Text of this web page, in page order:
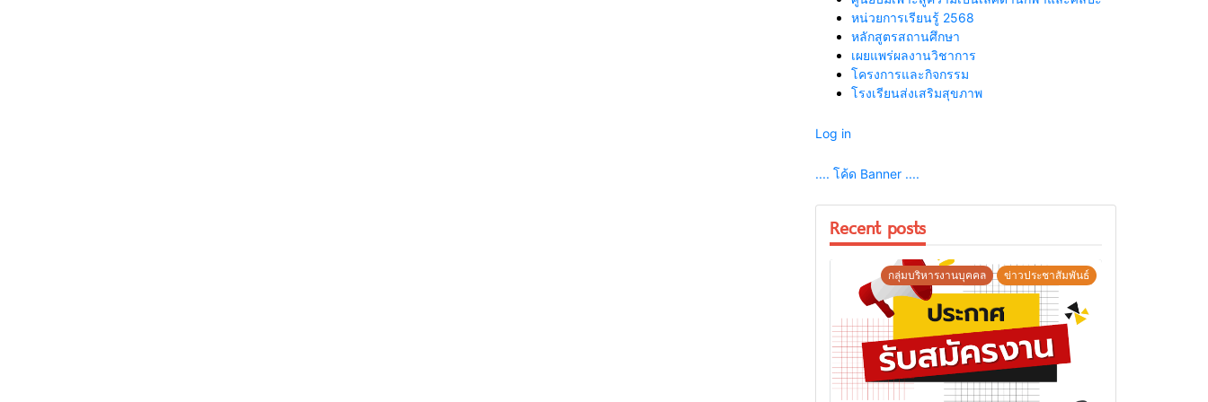
หน่วยการเรียนรู้ 2568
หลักสูตรสถานศึกษา
เผยแพร่ผลงานวิชาการ
โครงการและกิจกรรม
โรงเรียนส่งเสริมสุขภาพ
Log in
.... โค้ด Banner ....
Recent posts
กลุ่มบริหารงานบุคคล ข่าวประชาสัมพันธ์